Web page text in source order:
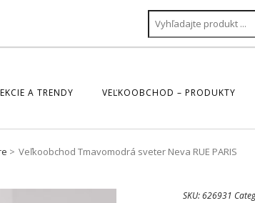
A TRENDY VEĽKOOBCHOD – PRODUKTY
Veľkoobchod Tmavomodrá sveter Neva RUE PARIS
SKU:626931